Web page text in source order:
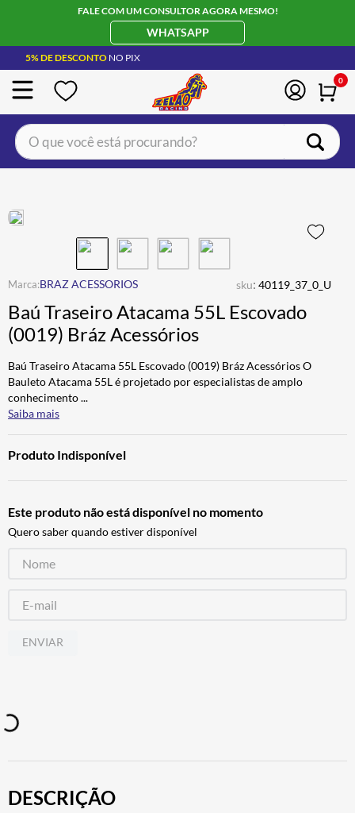
FALE COM UM CONSULTOR AGORA MESMO!
WHATSAPP
5% DE DESCONTO NO PIX
0
O que você está procurando?
BRAZ ACESSORIOS sku: 40119_37_0_U
Baú Traseiro Atacama 55L Escovado
(0019) Bráz Acessórios
Baú Traseiro Atacama 55L Escovado (0019) Bráz Acessórios O
Bauleto Atacama 55L é projetado por especialistas de amplo
conhecimento...
Saiba mais
Produto Indisponível
Este produto não está disponível no momento
Quero saber quando estiver disponível
ENVIAR
DESCRIÇÃO
JAQUETA
4º ÓCULOS SOLAR
5º LUVA
6º ALPINESTAR
7º BAU
8º CALÇA
9º AIROH
10º BOTAS